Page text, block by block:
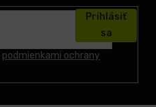
podmienkami ochrany
Prihlásiť
sa